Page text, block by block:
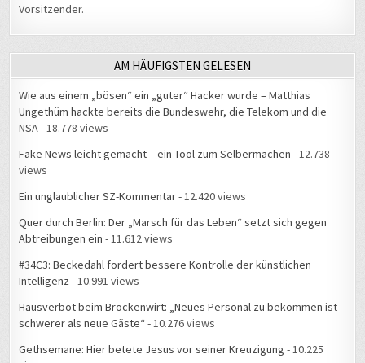
Vorsitzender.
AM HÄUFIGSTEN GELESEN
Wie aus einem „bösen“ ein „guter“ Hacker wurde – Matthias
Ungethüm hackte bereits die Bundeswehr, die Telekom und die
NSA - 18.778 views
Fake News leicht gemacht – ein Tool zum Selbermachen - 12.738
views
Ein unglaublicher SZ-Kommentar- 12.420 views
Quer durch Berlin: Der „Marsch für das Leben“ setzt sich gegen
Abtreibungen ein - 11.612 views
#34C3: Beckedahl fordert bessere Kontrolle der künstlichen
Intelligenz - 10.991 views
Hausverbot beim Brockenwirt: „Neues Personal zu bekommen ist
schwerer als neue Gäste“ - 10.276 views
Gethsemane: Hier betete Jesus vor seiner Kreuzigung - 10.225